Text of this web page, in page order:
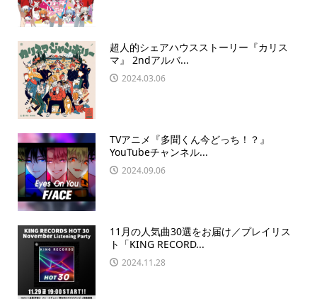
超人的シェアハウスストーリー『カリス
マ』 2ndアルバ...
2024.03.06
TVアニメ『多聞くん今どっち！？』
YouTubeチャンネル...
2024.09.06
11月の人気曲30選をお届け／プレイリス
ト「KING RECORD...
2024.11.28